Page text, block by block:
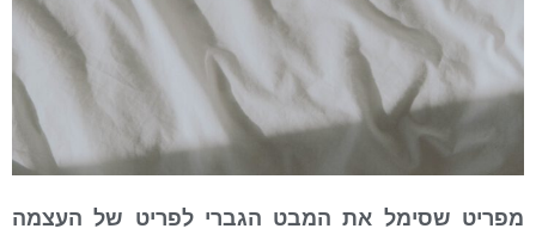
מפריט שסימל את המבט הגברי לפריט של העצמה